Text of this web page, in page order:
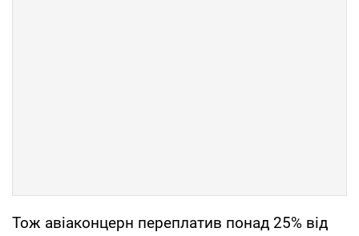
Тож авіаконцерн переплатив понад 25% від